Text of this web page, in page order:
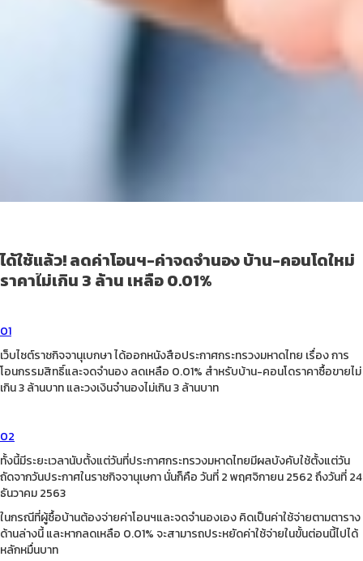
Living Tips April 6, 2022
ได้ใช้แล้ว! ลดค่าโอนฯ-ค่าจดจำนอง บ้าน-คอนโดใหม่
ราคาไม่เกิน 3 ล้าน เหลือ 0.01%
01
เว็บไซต์ราชกิจจานุเบกษา ได้ออกหนังสือประกาศกระทรวงมหาดไทย เรื่อง การ
โอนกรรมสิทธิ์และจดจำนอง ลดเหลือ 0.01% สำหรับบ้าน-คอนโดราคาซื้อขายไม่
เกิน 3 ล้านบาท และวงเงินจำนองไม่เกิน 3 ล้านบาท
02
ทั้งนี้มีระยะเวลานับตั้งแต่วันที่ประกาศกระทรวงมหาดไทยมีผลบังคับใช้ตั้งแต่วัน
ถัดจากวันประกาศในราชกิจจานุเษกา นั่นก็คือ วันที่ 2 พฤศจิกายน 2562 ถึงวันที่ 24
ธันวาคม 2563
ในกรณีที่ผู้ซื้อบ้านต้องจ่ายค่าโอนฯและจดจำนองเอง คิดเป็นค่าใช้จ่ายตามตาราง
ด้านล่างนี้ และหากลดเหลือ 0.01% จะสามารถประหยัดค่าใช้จ่ายในขั้นต่อนนี้ไปได้
หลักหมื่นบาท